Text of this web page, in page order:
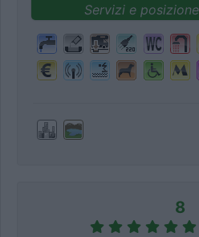
Servizi e posizione
8